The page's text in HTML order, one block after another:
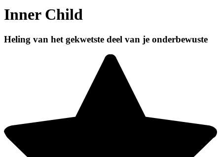
Inner Child
Heling van het gekwetste deel van je onderbewuste